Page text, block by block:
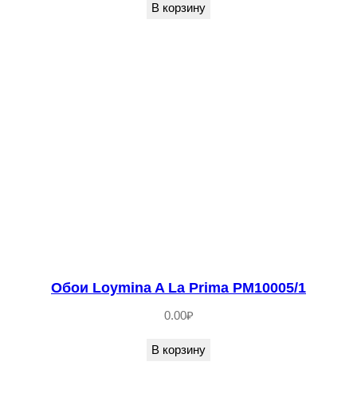
В корзину
Обои Loymina A La Prima PM10005/1
0.00₽
В корзину